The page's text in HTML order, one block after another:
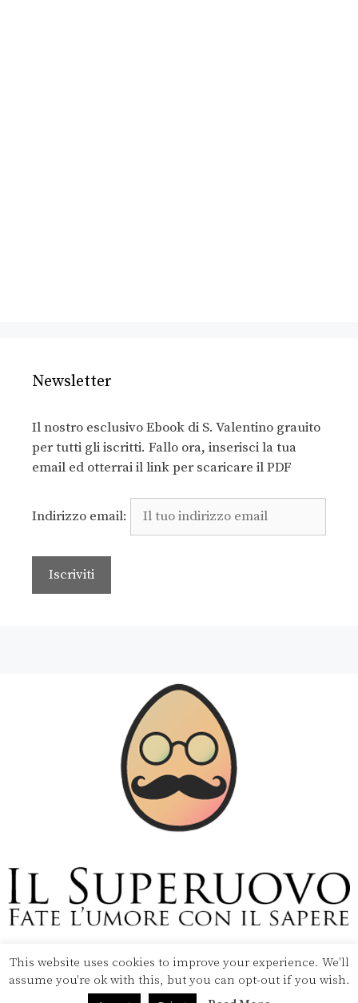
Newsletter
Il nostro esclusivo Ebook di S. Valentino grauito
per tutti gli iscritti. Fallo ora, inserisci la tua
email ed otterrai il link per scaricare il PDF
Indirizzo email:
Copyright © 2020 Il Superuovo — Powered by Pipool
SRL
This website uses cookies to improve your experience. We'll
assume you're ok with this, but you can opt-out if you wish.